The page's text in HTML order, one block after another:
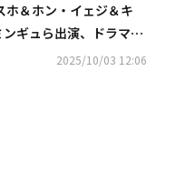
ホ＆ホン・イェジ＆キ
ンギュら出演、ドラマ
が消えた」12月よりDVD
2025/10/03 12:06